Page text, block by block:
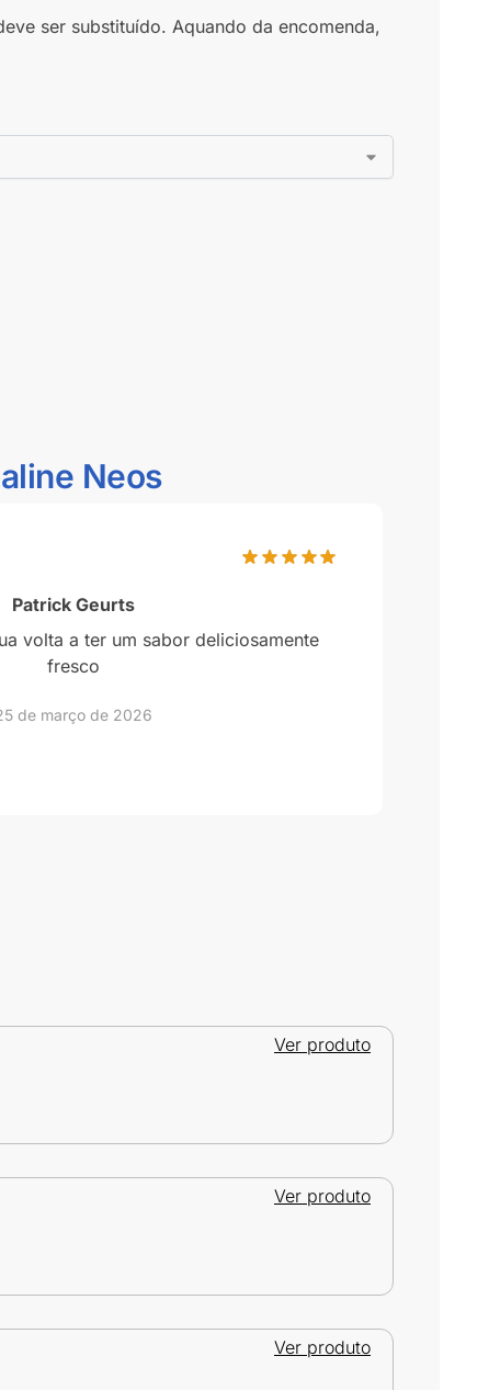
ser substituído. Aquando da encomenda,
Neos
Patrick Geurts
volta a ter um sabor deliciosamente
fresco
de março de 2026
Ver produto
Ver produto
Ver produto